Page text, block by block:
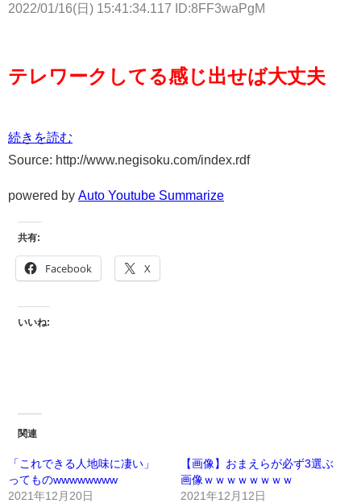
2022/01/16(日) 15:41:34.117 ID:8FF3waPgM
テレワークしてる感じ出せば大丈夫
続きを読む
Source: http://www.negisoku.com/index.rdf
powered by Auto Youtube Summarize
共有:
Facebook X
いいね:
関連
「これできる人地味に凄い」
ってものwwwwwwww
2021年12月20日
【画像】おまえらが必ず3選ぶ
画像ｗｗｗｗｗｗｗｗ
2021年12月12日